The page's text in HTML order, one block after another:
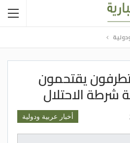
يقتحمون
شرطة الاحتلال
أخبار عربية ودولية